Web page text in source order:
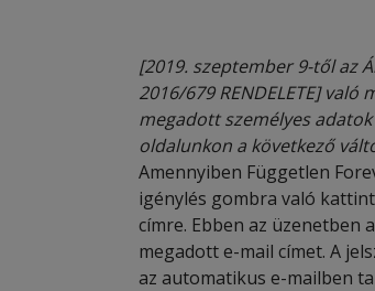
[2019. szeptember 9-től az
2016/679 RENDELETE]
megadott személyes
oldalunkon a következő
Amennyiben Független
igénylés gombra való
címre. Ebben az üzenetben
megadott e-mail címet. A
az automatikus e-mailben